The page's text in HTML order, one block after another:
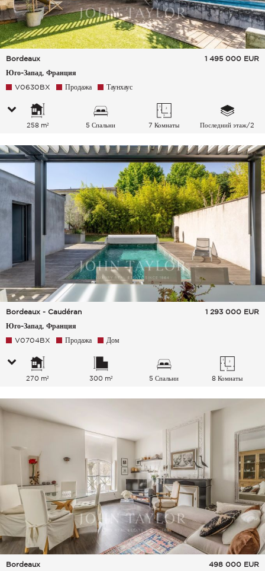
Bordeaux
Юго-Запад, Франция
1 495 000 EUR
V0630BX Продажа Таунхаус
258 m² 5 Спальни 7 Комнаты Последний этаж/2
Bordeaux - Caudéran
Юго-Запад, Франция
1 293 000 EUR
V0704BX Продажа Дом
270 m² 300 m² 5 Спальни 8 Комнаты
Bordeaux 498 000 EUR